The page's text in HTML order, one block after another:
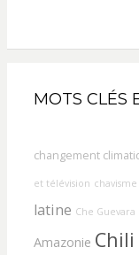
MOTS CLÉS
changement
et télévision chavisme
latine Che Guevara
Amazonie Chili